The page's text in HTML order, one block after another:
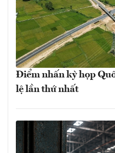
Điểm nhấn kỳ họp
lệ lần thứ nhất